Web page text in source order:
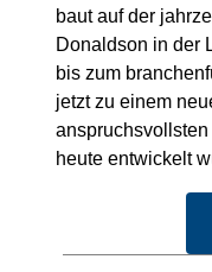
baut auf der
Donaldson in der
bis zum
jetzt zu einem
heute entwickelt